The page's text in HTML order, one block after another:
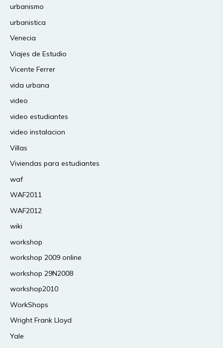
urbanismo
urbanistica
Venecia
Viajes de Estudio
Vicente Ferrer
vida urbana
video
video estudiantes
video instalacion
Villas
Viviendas para estudiantes
waf
WAF2011
WAF2012
wiki
workshop
workshop 2009 online
workshop 29N2008
workshop2010
WorkShops
Wright Frank Lloyd
Yale